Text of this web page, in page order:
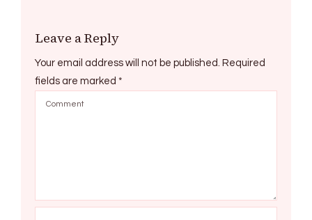
Leave a Reply
Your email address will not be published. Required
fields are marked *